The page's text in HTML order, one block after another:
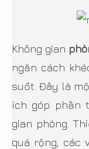
Không gian
ngăn cách
suốt. Đây là
ích góp phần
gian phòng.
quá rộng, các